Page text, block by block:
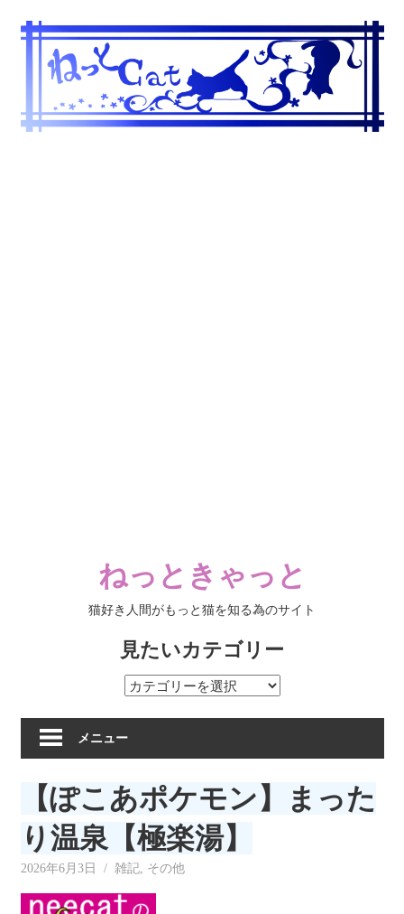
ねっときゃっと
猫好き人間がもっと猫を知る為のサイト
見たいカテゴリー
見
い
カ
ゴ
リ
ー
メニュー
【ぽこあポケモン】まった
り温泉【極楽湯】
2026年6月3日 neecat
雑記, その他